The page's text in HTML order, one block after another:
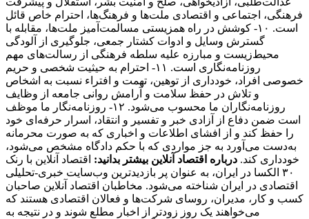
فرهنگی، اجتماعی و اقتصادی ملت‌ها و فرهنگ‌ها، احترام خاص قائل
است. ۱۰- کوشش در راه همزیستی مسالمت‌آمیز ملت‌ها، مقابله با
گسترش وسایل و ادوات کشتار جمعی، جلوگیری از آلودگی
محیط‌زیست و مبارزه علیه سلطه فرهنگی از رسالت‌های مهم
روزنامه‌نگاری است. ۱۱- احترام به حیثیت شخصی و حریم
خصوصی افراد، خودداری از توهین، تهمت و افتراء نسبت به اشخاص
و تلاش در حفظ سلامت و آرامش روانی جامعه از وظایف
روزنامه‌نگاران ما محسوب می‌شود. ۱۲- روزنامه‌نگار ما موظف
است ضمن دفاع از آزادی خبر و تفسیر و انتقاد، اسرار حرفه‌ای خود
را حفظ کند و از افشای اطلاعات و اخباری که به صورت محرمانه
به‌دست می‌آورد به جز مواردی که با حکم دادگاه مشخص می‌شود،
خودداری کند. درباره اقتصاد آنلاین بیشتر بدانید: اقتصاد آنلاین با رنک
۳۰ الکسا در ایران، به عنوان پر بازدیدترین وب‌سایت خبری-تحلیلی
اقتصادی در ایران شناخته می‌شود. مخاطبان اقتصاد آنلاین صاحبان
کسب و کار، مدیران، روسای شرکت‌ها و فعالان اقتصادی هستند که
می‌خواهند یک روز زودتر از اخبار مطلع شوند و در نتیجه به